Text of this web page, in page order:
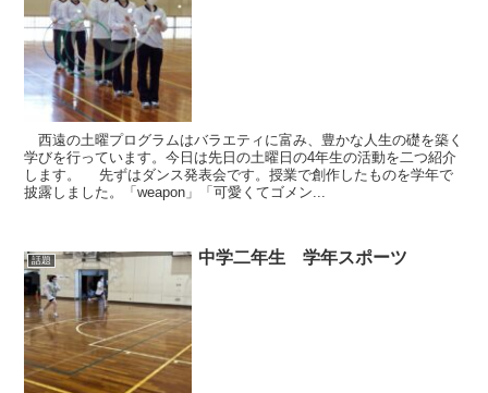
西遠の土曜プログラムはバラエティに富み、豊かな人生の礎を築く
学びを行っています。今日は先日の土曜日の4年生の活動を二つ紹介
します。 先ずはダンス発表会です。授業で創作したものを学年で
披露しました。「weapon」「可愛くてゴメン...
話題 中学二年生 学年スポーツ